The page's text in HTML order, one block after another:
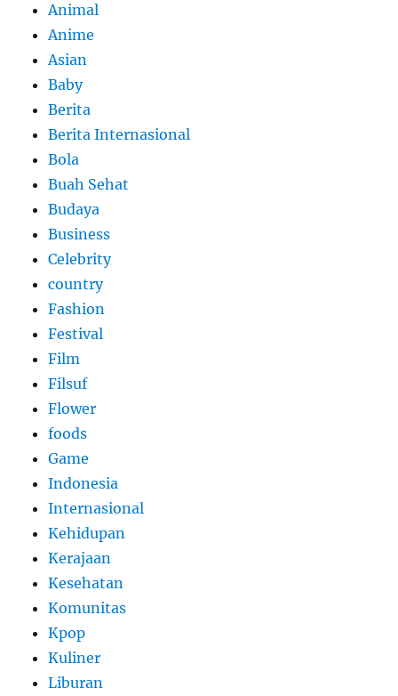
Animal
Anime
Asian
Baby
Berita
Berita Internasional
Bola
Buah Sehat
Budaya
Business
Celebrity
country
Fashion
Festival
Film
Filsuf
Flower
foods
Game
Indonesia
Internasional
Kehidupan
Kerajaan
Kesehatan
Komunitas
Kpop
Kuliner
Liburan